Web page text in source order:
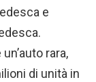
e
rara,
di unità in